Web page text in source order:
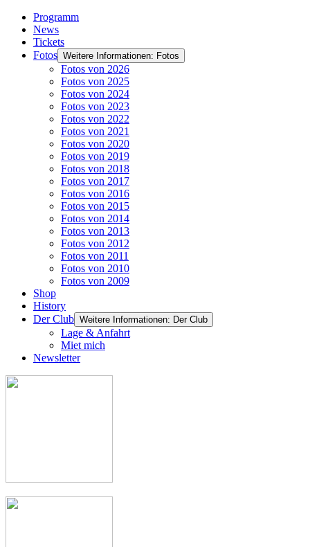
Programm
News
Tickets
Fotos Weitere Informationen: Fotos
Fotos von 2026
Fotos von 2025
Fotos von 2024
Fotos von 2023
Fotos von 2022
Fotos von 2021
Fotos von 2020
Fotos von 2019
Fotos von 2018
Fotos von 2017
Fotos von 2016
Fotos von 2015
Fotos von 2014
Fotos von 2013
Fotos von 2012
Fotos von 2011
Fotos von 2010
Fotos von 2009
Shop
History
Der Club Weitere Informationen: Der Club
Lage & Anfahrt
Miet mich
Newsletter